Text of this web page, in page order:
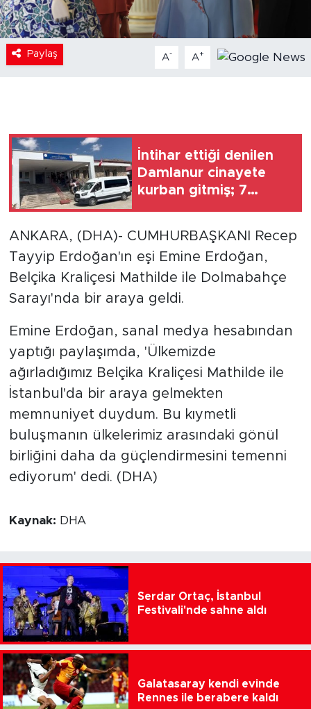
Paylaş A- A+
İntihar ettiği denilen
Damlanur cinayete
kurban gitmiş; 7
ANKARA, (DHA)- CUMHURBAŞKANI Recep
Tayyip Erdoğan'ın eşi Emine Erdoğan,
Belçika Kraliçesi Mathilde ile Dolmabahçe
Sarayı'nda bir araya geldi.
Emine Erdoğan, sanal medya hesabından
yaptığı paylaşımda, 'Ülkemizde
ağırladığımız Belçika Kraliçesi Mathilde ile
İstanbul'da bir araya gelmekten
memnuniyet duydum. Bu kıymetli
buluşmanın ülkelerimiz arasındaki gönül
birliğini daha da güçlendirmesini temenni
ediyorum' dedi. (DHA)
Kaynak: DHA
Serdar Ortaç, İstanbul
Festivali'nde sahne aldı
Galatasaray kendi evinde
Rennes ile berabere kaldı